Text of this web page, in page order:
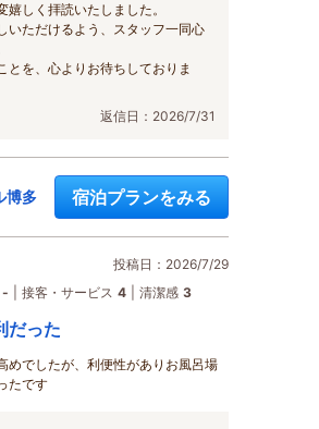
しく拝読いたしました。
いただけるよう、スタッフ一同心
とを、心よりお待ちしておりま
返信日：2026/7/31
博多 宿泊プランをみる
投稿日：2026/7/29
- 接客・サービス 4 清潔感 3
だった
めでしたが、利便性がありお風呂場
たです